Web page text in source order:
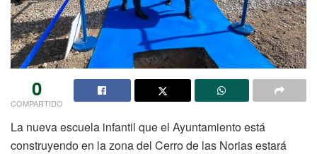
0
COMPARTIDO
La nueva escuela infantil que el Ayuntamiento está
construyendo en la zona del Cerro de las Norias estará